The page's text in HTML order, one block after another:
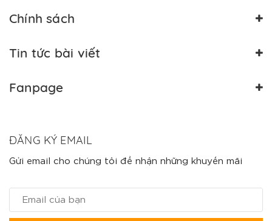
Chính sách
Tin tức bài viết
Fanpage
ĐĂNG KÝ EMAIL
Gửi email cho chúng tôi để nhận những khuyến mãi